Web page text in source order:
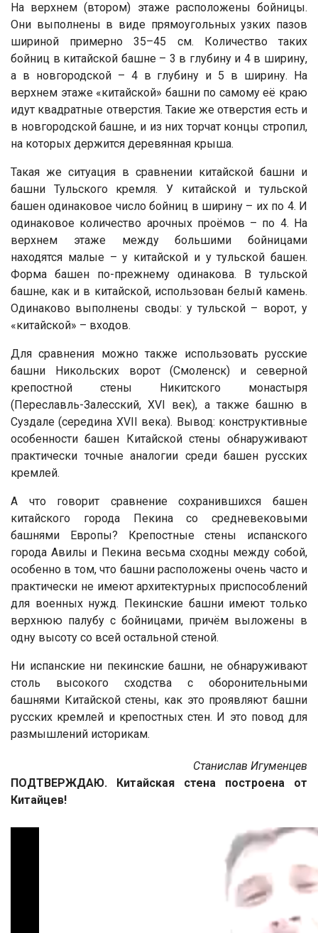
На верхнем (втором) этаже расположены бойницы.
Они выполнены в виде прямоугольных узких пазов
шириной примерно 35–45 см. Количество таких
бойниц в китайской башне – 3 в глубину и 4 в ширину,
а в новгородской – 4 в глубину и 5 в ширину. На
верхнем этаже «китайской» башни по самому её краю
идут квадратные отверстия. Такие же отверстия есть и
в новгородской башне, и из них торчат концы стропил,
на которых держится деревянная крыша.
Такая же ситуация в сравнении китайской башни и
башни Тульского кремля. У китайской и тульской
башен одинаковое число бойниц в ширину – их по 4. И
одинаковое количество арочных проёмов – по 4. На
верхнем этаже между большими бойницами
находятся малые – у китайской и у тульской башен.
Форма башен по-прежнему одинакова. В тульской
башне, как и в китайской, использован белый камень.
Одинаково выполнены своды: у тульской – ворот, у
«китайской» – входов.
Для сравнения можно также использовать русские
башни Никольских ворот (Смоленск) и северной
крепостной стены Никитского монастыря
(Переславль-Залесский, XVI век), а также башню в
Суздале (середина XVII века). Вывод: конструктивные
особенности башен Китайской стены обнаруживают
практически точные аналогии среди башен русских
кремлей.
А что говорит сравнение сохранившихся башен
китайского города Пекина со средневековыми
башнями Европы? Крепостные стены испанского
города Авилы и Пекина весьма сходны между собой,
особенно в том, что башни расположены очень часто и
практически не имеют архитектурных приспособлений
для военных нужд. Пекинские башни имеют только
верхнюю палубу с бойницами, причём выложены в
одну высоту со всей остальной стеной.
Ни испанские ни пекинские башни, не обнаруживают
столь высокого сходства с оборонительными
башнями Китайской стены, как это проявляют башни
русских кремлей и крепостных стен. И это повод для
размышлений историкам.
Станислав Игуменцев
ПОДТВЕРЖДАЮ. Китайская стена построена от
Китайцев!